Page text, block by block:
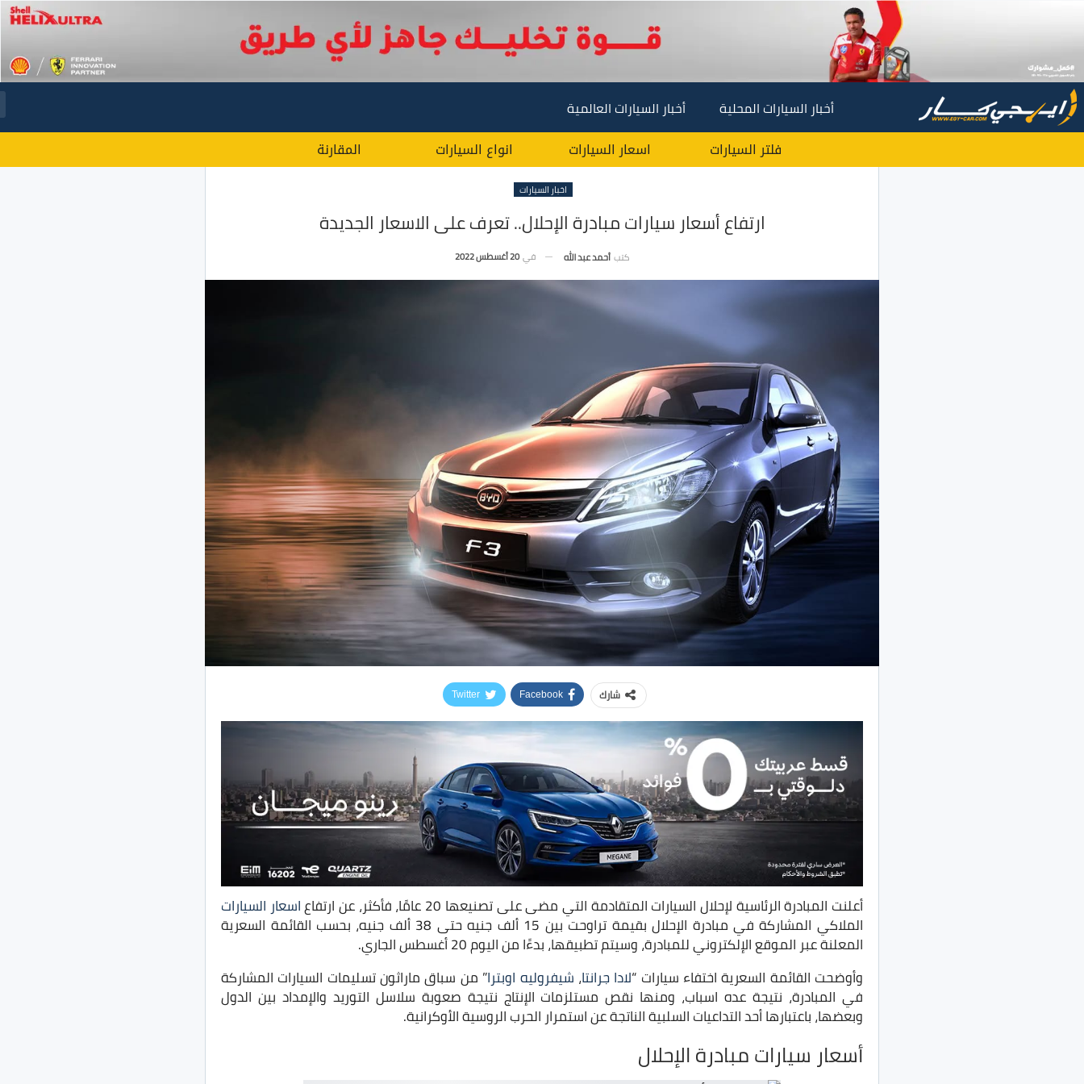
أخبار السيارات المحلية أخبار السيارات العالمية
فلتر السيارات اسعار السيارات انواع السيارات المقارنة
اخبار السيارات
ارتفاع أسعار سيارات مبادرة الإحلال.. تعرف على الاسعار الجديدة
كتب أحمد عبد الله في 20 أغسطس 2022
شارك Facebook
Twitter
أعلنت المبادرة الرئاسية لإحلال السيارات المتقادمة التي مضى على تصنيعها 20 عامًا، فأكثر، عن ارتفاع اسعار السيارات
الملاكي المشاركة في مبادرة الإحلال بقيمة تراوحت بين 15 ألف جنيه حتى 38 ألف جنيه، بحسب القائمة السعرية
المعلنة عبر الموقع الإلكتروني للمبادرة، وسيتم تطبيقها، بدءًا من اليوم 20 أغسطس الجاري.
وأوضحت القائمة السعرية اختفاء سيارات “لادا جرانتا، شيفروليه اوبترا” من سباق ماراثون تسليمات السيارات المشاركة
في المبادرة، نتيجة عده اسباب، ومنها نقص مستلزمات الإنتاج نتيجة صعوبة سلاسل التوريد والإمداد بين الدول
وبعضها، باعتبارها أحد التداعيات السلبية الناتجة عن استمرار الحرب الروسية الأوكرانية.
أسعار سيارات مبادرة الإحلال